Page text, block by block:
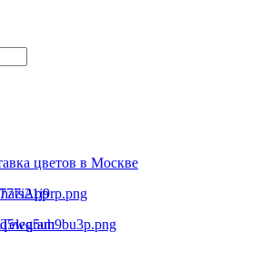
цветов в Москве
Telegram